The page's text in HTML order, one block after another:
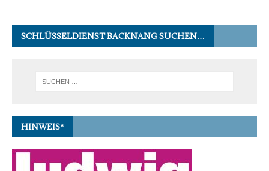
SCHLÜSSELDIENST BACKNANG SUCHEN…
HINWEIS*